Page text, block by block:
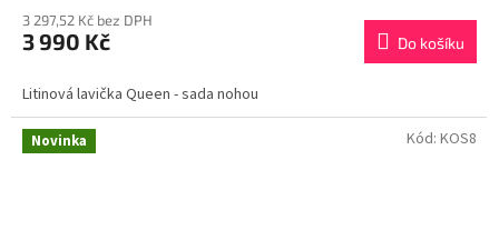
3 297,52 Kč bez DPH
3 990 Kč Do košíku
Litinová lavička Queen - sada nohou
Novinka Kód: KOS8